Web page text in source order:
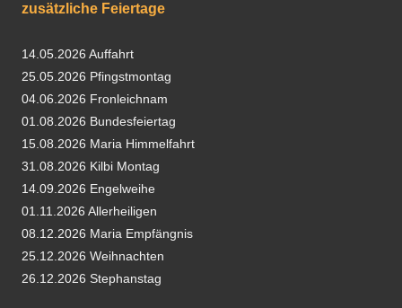
zusätzliche Feiertage
14.05.2026 Auffahrt
25.05.2026 Pfingstmontag
04.06.2026 Fronleichnam
01.08.2026 Bundesfeiertag
15.08.2026 Maria Himmelfahrt
31.08.2026 Kilbi Montag
14.09.2026 Engelweihe
01.11.2026 Allerheiligen
08.12.2026 Maria Empfängnis
25.12.2026 Weihnachten
26.12.2026 Stephanstag